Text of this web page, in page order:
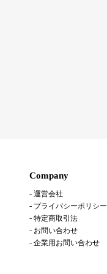
Company
運営会社
プライバシーポリシー
特定商取引法
お問い合わせ
企業用お問い合わせ